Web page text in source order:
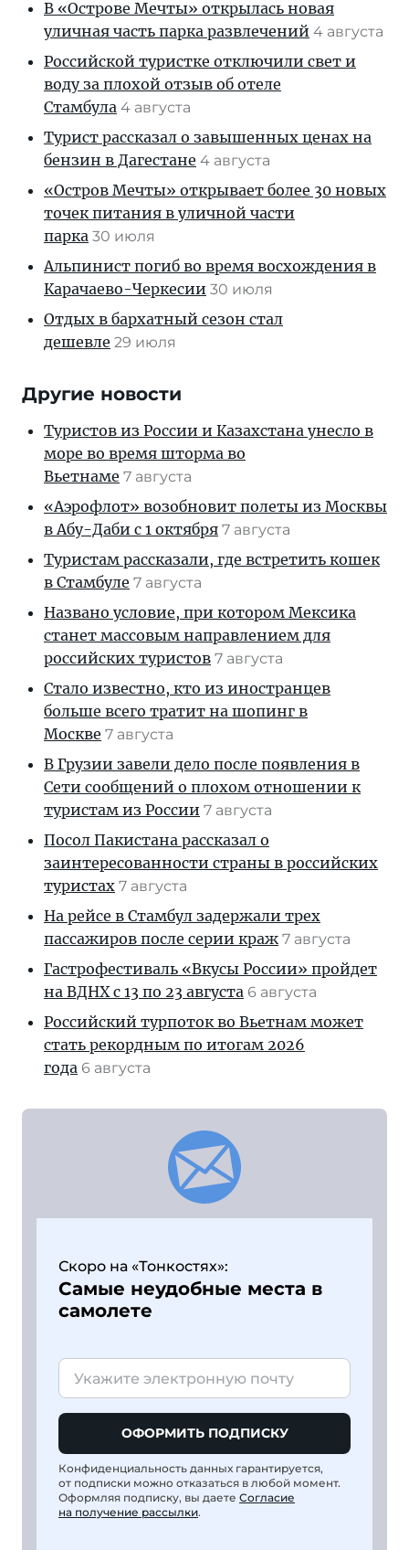
В «Острове Мечты» открылась новая
уличная часть парка развлечений 4 августа
Российской туристке отключили свет и
воду за плохой отзыв об отеле
Стамбула 4 августа
Турист рассказал о завышенных ценах на
бензин в Дагестане 4 августа
«Остров Мечты» открывает более 30 новых
точек питания в уличной части
парка 30 июля
Альпинист погиб во время восхождения в
Карачаево-Черкесии 30 июля
Отдых в бархатный сезон стал
дешевле 29 июля
Другие новости
Туристов из России и Казахстана унесло в
море во время шторма во
Вьетнаме 7 августа
«Аэрофлот» возобновит полеты из Москвы
в Абу-Даби с 1 октября 7 августа
Туристам рассказали, где встретить кошек
в Стамбуле 7 августа
Названо условие, при котором Мексика
станет массовым направлением для
российских туристов 7 августа
Стало известно, кто из иностранцев
больше всего тратит на шопинг в
Москве 7 августа
В Грузии завели дело после появления в
Сети сообщений о плохом отношении к
туристам из России 7 августа
Посол Пакистана рассказал о
заинтересованности страны в российских
туристах 7 августа
На рейсе в Стамбул задержали трех
пассажиров после серии краж 7 августа
Гастрофестиваль «Вкусы России» пройдет
на ВДНХ с 13 по 23 августа 6 августа
Российский турпоток во Вьетнам может
стать рекордным по итогам 2026
года 6 августа
Скоро на «Тонкостях»:
Самые неудобные места в
самолете
ОФОРМИТЬ ПОДПИСКУ
Конфиденциальность данных гарантируется,
от подписки можно отказаться в любой момент.
Оформляя подписку, вы даете Согласие
на получение рассылки.